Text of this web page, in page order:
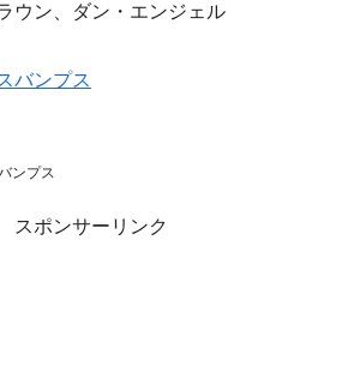
ウン、ダン・エンジェル
バンプス
ンプス
スポンサーリンク